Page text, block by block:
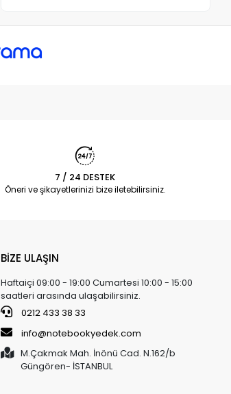
7 / 24 DESTEK
Öneri ve şikayetlerinizi bize iletebilirsiniz.
BİZE ULAŞIN
Haftaiçi 09:00 - 19:00 Cumartesi 10:00 - 15:00
saatleri arasında ulaşabilirsiniz.
0212 433 38 33
info@notebookyedek.com
M.Çakmak Mah. İnönü Cad. N.162/b
Güngören- İSTANBUL